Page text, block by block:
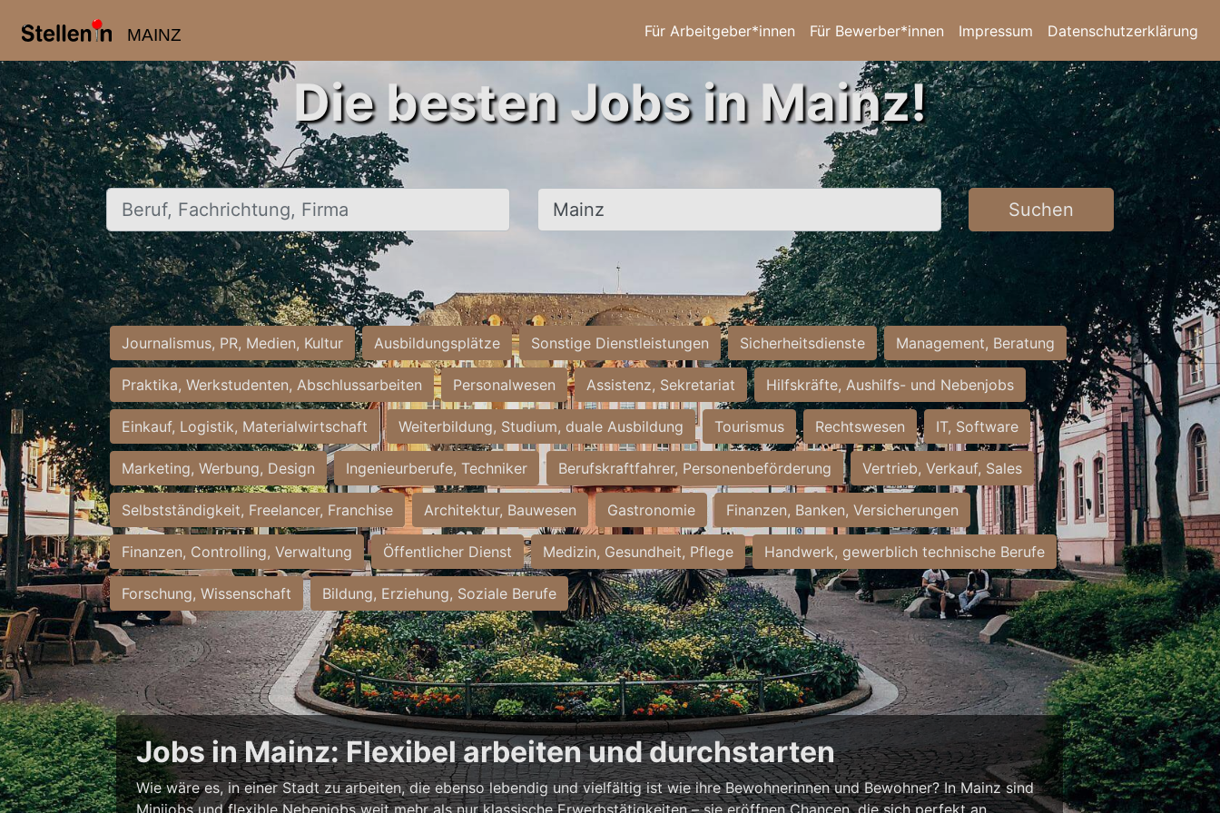
MAINZ Für Arbeitgeber*innen Für Bewerber*innen Impressum Datenschutzerklärung
Die besten Jobs in Mainz!
Beruf, Fachrichtung, Firma Ort, Stadt Suchen
Journalismus, PR, Medien, Kultur Ausbildungsplätze Sonstige Dienstleistungen Sicherheitsdienste Management, Beratung
Praktika, Werkstudenten, Abschlussarbeiten Personalwesen Assistenz, Sekretariat Hilfskräfte, Aushilfs- und Nebenjobs
Einkauf, Logistik, Materialwirtschaft Weiterbildung, Studium, duale Ausbildung Tourismus Rechtswesen IT, Software
Marketing, Werbung, Design Ingenieurberufe, Techniker Berufskraftfahrer, Personenbeförderung Vertrieb, Verkauf, Sales
Selbstständigkeit, Freelancer, Franchise Architektur, Bauwesen Gastronomie Finanzen, Banken, Versicherungen
Finanzen, Controlling, Verwaltung Öffentlicher Dienst Medizin, Gesundheit, Pflege Handwerk, gewerblich technische Berufe
Forschung, Wissenschaft Bildung, Erziehung, Soziale Berufe
Jobs in Mainz: Flexibel arbeiten und durchstarten
Wie wäre es, in einer Stadt zu arbeiten, die ebenso lebendig und vielfältig ist wie ihre Bewohnerinnen und Bewohner? In Mainz sind